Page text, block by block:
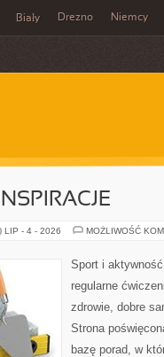
Biały Drezno Niemcy
LIP - 4 - 2026 MOŻLIWOŚĆ
Sport i
regularne
zdrowie, dobre
Strona
bazę porad, w